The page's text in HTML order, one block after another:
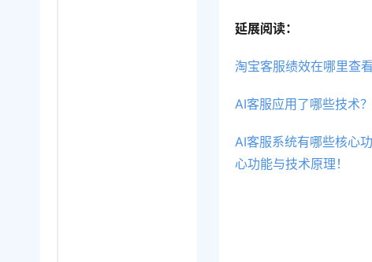
延展阅读：
淘宝客服绩效在哪里查
AI客服应用了哪些技术
AI客服系统有哪些核心
心功能与技术原理！